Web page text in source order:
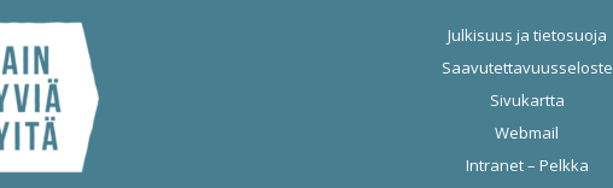
Julkisuus ja tietosuoja
Saavutettavuusseloste
Sivukartta
Webmail
Intranet – Pelkka